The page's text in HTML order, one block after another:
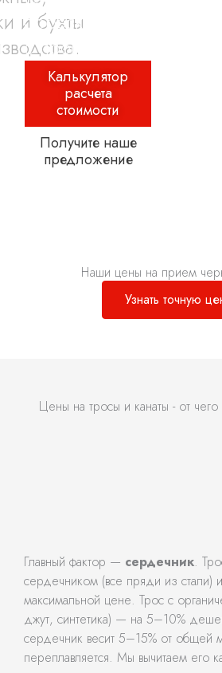
обрезки и бухты
с производства.
Калькулятор
расчета
стоимости
Получите наше
предложение
Наши цены на прием
Узнать точную
Цены на тросы и канаты - от чего
Главный фактор — сердечник.
сердечником (все пряди из стали)
максимальной цене. Трос с
джут, синтетика) — на 5–10%
сердечник весит 5–15% от общей
переплавляется. Мы вычитаем его